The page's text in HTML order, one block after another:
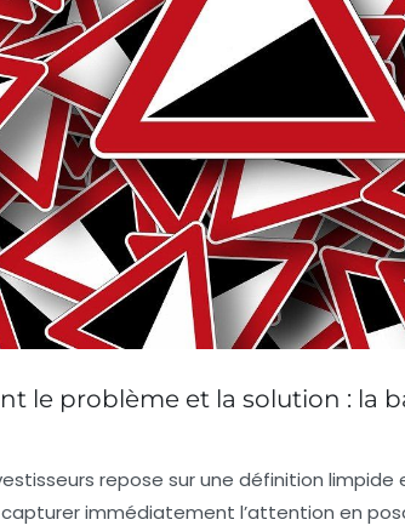
le problème et la solution : la
repose sur une définition
capturer immédiatement l’attention en